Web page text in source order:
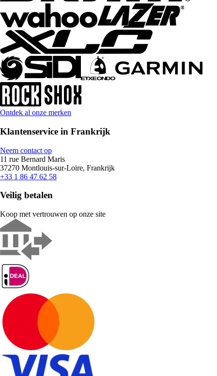
Ontdek al onze merken
Klantenservice in Frankrijk
Neem contact op
11 rue Bernard Maris
37270 Montlouis-sur-Loire, Frankrijk
+33 1 86 47 62 58
Veilig betalen
Koop met vertrouwen op onze site